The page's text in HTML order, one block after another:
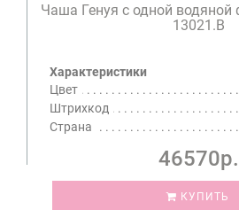
Чаша Генуя с одной водяной
13021.B
Характеристики
Цвет
Штрихкод
Страна
46570р.
КУПИТЬ